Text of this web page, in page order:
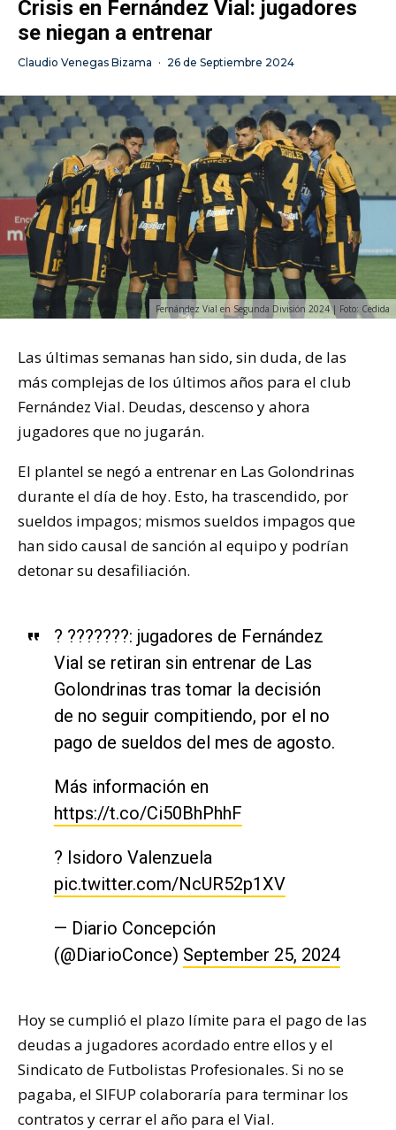
Crisis en Fernández Vial: jugadores
se niegan a entrenar
Claudio Venegas Bizama · 26 de Septiembre 2024
Fernández Vial en Segunda División 2024 | Foto: Cedida
Las últimas semanas han sido, sin duda, de las
más complejas de los últimos años para el club
Fernández Vial. Deudas, descenso y ahora
jugadores que no jugarán.
El plantel se negó a entrenar en Las Golondrinas
durante el día de hoy. Esto, ha trascendido, por
sueldos impagos; mismos sueldos impagos que
han sido causal de sanción al equipo y podrían
detonar su desafiliación.
? ???????: jugadores de Fernández
Vial se retiran sin entrenar de Las
Golondrinas tras tomar la decisión
de no seguir compitiendo, por el no
pago de sueldos del mes de agosto.
Más información en
https://t.co/Ci50BhPhhF
? Isidoro Valenzuela
pic.twitter.com/NcUR52p1XV
— Diario Concepción
(@DiarioConce) September 25, 2024
Hoy se cumplió el plazo límite para el pago de las
deudas a jugadores acordado entre ellos y el
Sindicato de Futbolistas Profesionales. Si no se
pagaba, el SIFUP colaboraría para terminar los
contratos y cerrar el año para el Vial.